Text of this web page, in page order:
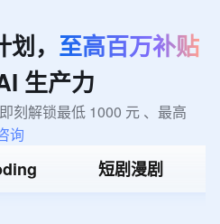
， 至高百万补贴
生产力
刻解锁最低 1000 元 、最高
询
短剧漫剧